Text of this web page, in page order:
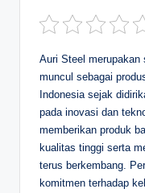
D
Auri Steel merupakan
muncul sebagai
Indonesia sejak
pada inovasi dan
memberikan produk
kualitas tinggi serta
terus berkembang.
komitmen terhadap